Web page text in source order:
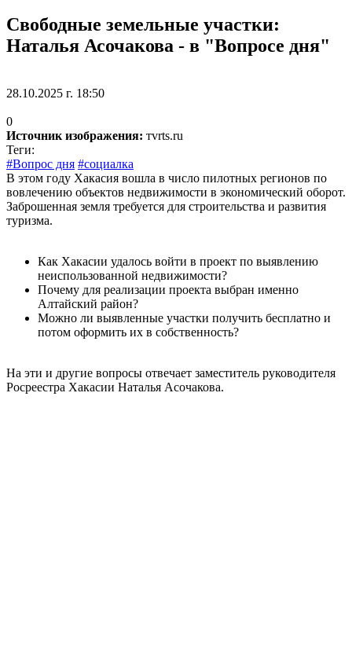
Свободные земельные участки:
Наталья Асочакова - в "Вопросе дня"
28.10.2025 г. 18:50
0
Источник изображения: тvrts.ru
Теги:
#Вопрос дня #социалка
В этом году Хакасия вошла в число пилотных регионов по
вовлечению объектов недвижимости в экономический оборот.
Заброшенная земля требуется для строительства и развития
туризма.
Как Хакасии удалось войти в проект по выявлению
неиспользованной недвижимости?
Почему для реализации проекта выбран именно
Алтайский район?
Можно ли выявленные участки получить бесплатно и
потом оформить их в собственность?
На эти и другие вопросы отвечает заместитель руководителя
Росреестра Хакасии Наталья Асочакова.